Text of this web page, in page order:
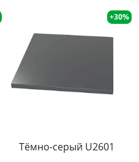
+30%
Тёмно-серый U2601